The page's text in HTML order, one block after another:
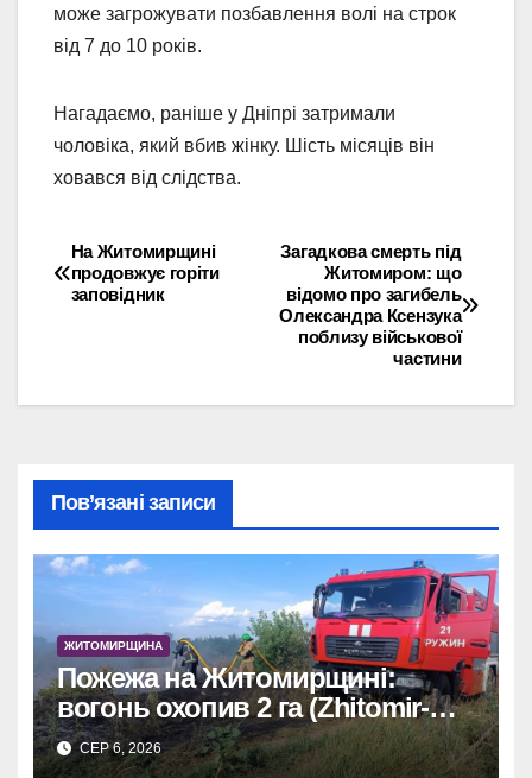
може загрожувати позбавлення волі на строк
від 7 до 10 років.
Нагадаємо, раніше у Дніпрі затримали
чоловіка, який вбив жінку. Шість місяців він
ховався від слідства.
Навігація
записів
Загадкова смерть під
Житомиром: що
відомо про загибель
Олександра Ксензука
поблизу військової
частини
На Житомирщині
продовжує горіти
заповідник
Пов’язані записи
ЖИТОМИРЩИНА
Пожежа на Житомирщині:
вогонь охопив 2 га (Zhitomir-
OnLine)
СЕР 6, 2026